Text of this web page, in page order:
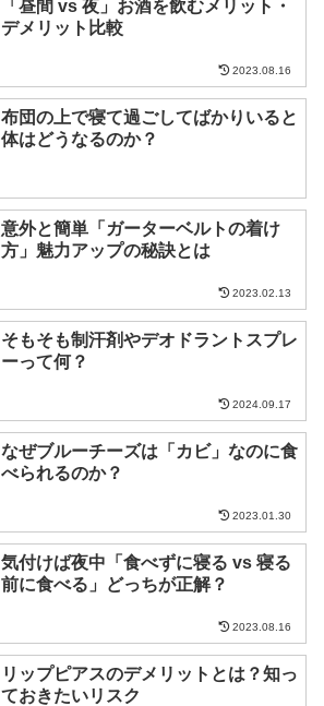
「昼間 vs 夜」お酒を飲むメリット・
デメリット比較
2023.08.16
布団の上で寝て過ごしてばかりいると
体はどうなるのか？
意外と簡単「ガーターベルトの着け
方」魅力アップの秘訣とは
2023.02.13
そもそも制汗剤やデオドラントスプレ
ーって何？
2024.09.17
なぜブルーチーズは「カビ」なのに食
べられるのか？
2023.01.30
気付けば夜中「食べずに寝る vs 寝る
前に食べる」どっちが正解？
2023.08.16
リップピアスのデメリットとは？知っ
ておきたいリスク